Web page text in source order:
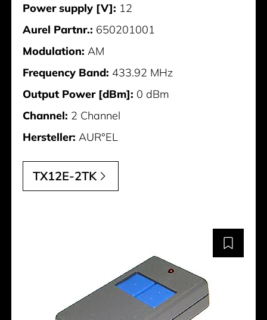
Power supply [V]: 12
Aurel Partnr.: 650201001
Modulation: AM
Frequency Band: 433.92 MHz
Output Power [dBm]: 0 dBm
Channel: 2 Channel
Hersteller: AUR°EL
TX12E-2TK